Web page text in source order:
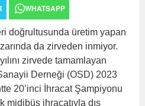
WHATSAPP
doğrultusunda üretim yapan
da zirveden inmiyor.
zirvede tamamlayan
Derneği (OSD) 2023
20’inci İhracat Şampiyonu
midibüs ihracatıyla dış